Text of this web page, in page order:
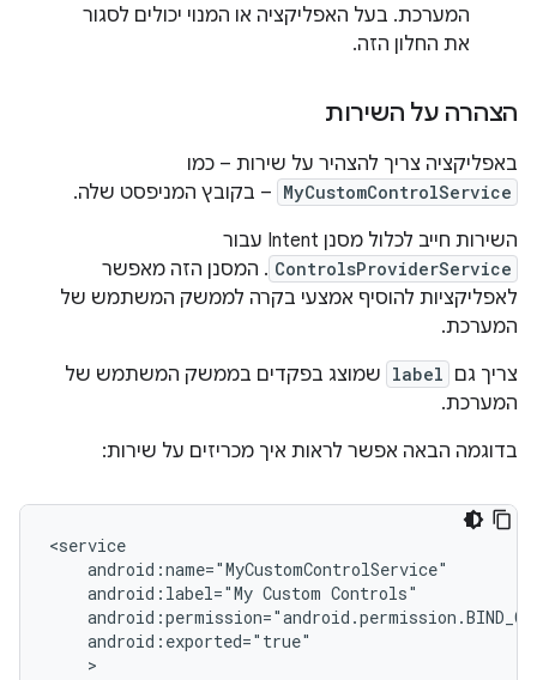
המערכת. בעל האפליקציה או המנוי יכולים לסגור
את החלון הזה.
הצהרה על השירות
באפליקציה צריך להצהיר על שירות – כמו
MyCustomControlService – בקובץ המניפסט שלה.
השירות חייב לכלול מסנן Intent עבור
ControlsProviderService . המסנן הזה מאפשר
לאפליקציות להוסיף אמצעי בקרה לממשק המשתמש של
המערכת.
צריך גם label שמוצג בפקדים בממשק המשתמש של
המערכת.
בדוגמה הבאה אפשר לראות איך מכריזים על שירות:
android:label="My Custom